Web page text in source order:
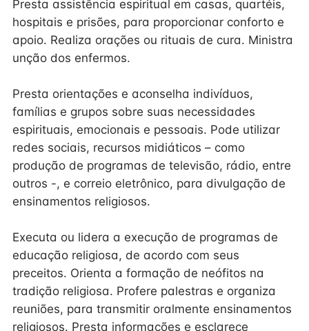
Presta assistência espiritual em casas, quartéis,
hospitais e prisões, para proporcionar conforto e
apoio. Realiza orações ou rituais de cura. Ministra
unção dos enfermos.
Presta orientações e aconselha indivíduos,
famílias e grupos sobre suas necessidades
espirituais, emocionais e pessoais. Pode utilizar
redes sociais, recursos midiáticos – como
produção de programas de televisão, rádio, entre
outros -, e correio eletrônico, para divulgação de
ensinamentos religiosos.
Executa ou lidera a execução de programas de
educação religiosa, de acordo com seus
preceitos. Orienta a formação de neófitos na
tradição religiosa. Profere palestras e organiza
reuniões, para transmitir oralmente ensinamentos
religiosos. Presta informações e esclarece